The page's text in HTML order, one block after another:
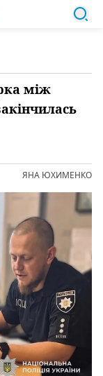
між
ЯНА ЮХИМЕНКО